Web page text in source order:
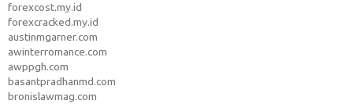
forexcost.my.id
forexcracked.my.id
austinmgarner.com
awinterromance.com
awppgh.com
basantpradhanmd.com
bronislawmag.com